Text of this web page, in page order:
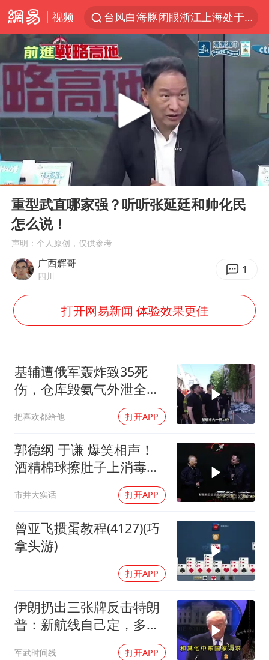
视频
台风白海豚闭眼浙江上海处于危险半圆
伊斯兰版北约来了吗
香港宏福苑火灾或由烟头引起
周末打虎 宋致远被查
白海豚将正面袭击贯穿浙江
《三角洲行动》外挂开发者获刑4年
浙江台州《告全体市民书》
美国最大水库水位降至有记录以来最低
四川宜宾市珙县发生3.4级地震
刘浩存百花奖开幕式红裙起舞
张本智和：零封向鹏不意外
习近平心系体育强国建设
Play
00:00 10:25
重型武直哪家强？听听张延廷和帅化民
怎么说！
声明：个人原创，仅供参考
广西辉哥
四川 1
打开网易新闻 体验效果更佳
基辅遭俄军轰炸致35死
伤，仓库毁氨气外泄全城
把喜欢都给他 打开APP
郭德纲 于谦 爆笑相声！
酒精棉球擦肚子上消毒，
拿云南白药擦刀，是不是
擦反了？
市井大实话 打开APP
曾亚飞掼蛋教程(4127)(巧
拿头游)
打开APP
伊朗扔出三张牌反击特朗
普：新航线自己定，多国
保证不参战，海峡不回战
军武时间线 打开APP